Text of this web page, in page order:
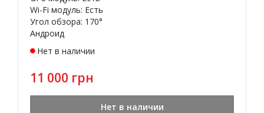
Wi-Fi модуль: Есть
Угол обзора: 170°
Андроид
Нет в наличии
11 000 грн
Нет в наличии